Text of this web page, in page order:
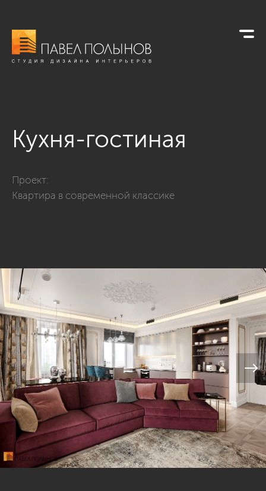
Кухня-гостиная
Проект:
Квартира в современной классике